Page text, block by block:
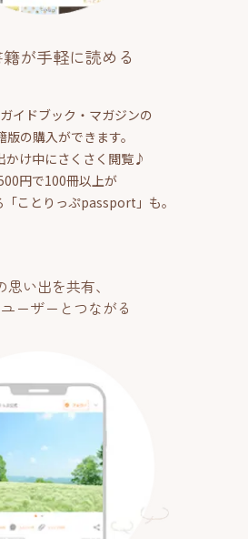
が手軽に読める
イドブック・マガジンの
版の購入ができます。
かけ中にさくさく閲覧♪
円で100冊以上が
ことりっぷpassport」も。
思い出を共有、
ーザーとつながる